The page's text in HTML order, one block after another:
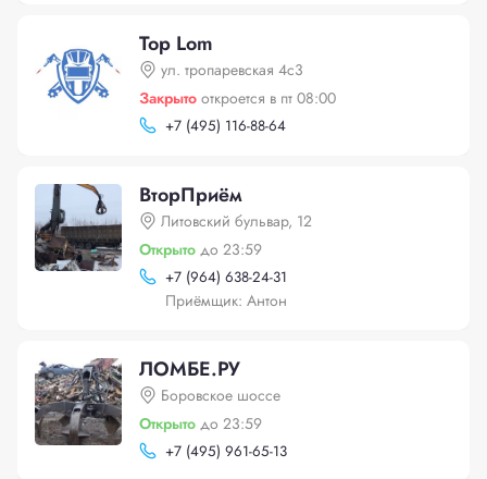
Top Lom
ул. тропаревская 4с3
Закрыто откроется в пт 08:00
+7 (495) 116-88-64
ВторПриём
Литовский бульвар, 12
Открыто до 23:59
+7 (964) 638-24-31
Приёмщик: Антон
ЛОМБЕ.РУ
Боровское шоссе
Открыто до 23:59
+7 (495) 961-65-13